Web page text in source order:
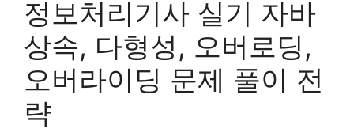
정보처리기사 실기 자바
상속, 다형성, 오버로딩,
오버라이딩 문제 풀이 전
략